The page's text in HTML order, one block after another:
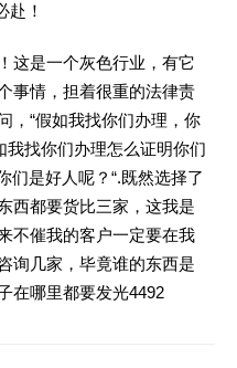
赴！
这是一个灰色行业，有它
事情，担着很重的法律责
，“假如我找你们办理，你
我找你们办理怎么证明你们
们是好人呢？“.既然选择了
西都要货比三家，这我是
不催我的客户一定要在我
询几家，毕竟谁的东西是
在哪里都要发光4492